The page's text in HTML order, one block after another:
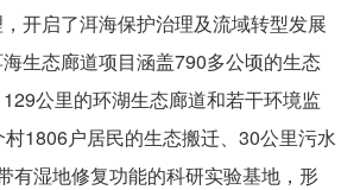
开启了洱海保护治理及流域转型发展
生态廊道项目涵盖790多公顷的生态
公里的环湖生态廊道和若干环境监
1806户居民的生态搬迁、30公里污水
有湿地修复功能的科研实验基地，形